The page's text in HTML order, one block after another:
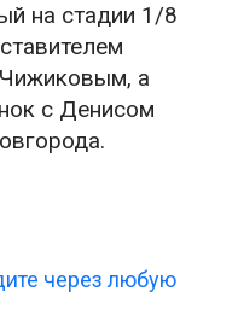
на стадии 1/8
а
с Денисом
через любую